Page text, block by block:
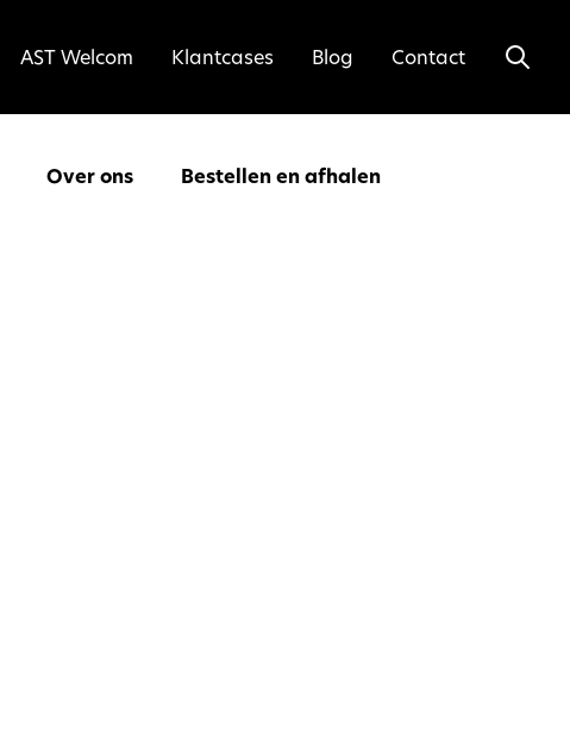
AST Welcom Klantcases Blog Contact
Over ons Bestellen en afhalen